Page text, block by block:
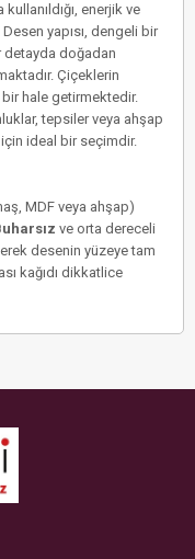
enerjik ve
yapısı, dengeli bir
detayda doğadan
Çiçeklerin
bir hale getirmektedir.
tepsiler veya ahşap
ideal bir seçimdir.
MDF veya ahşap)
ve orta dereceli
desenin yüzeye tam
kağıdı dikkatlice